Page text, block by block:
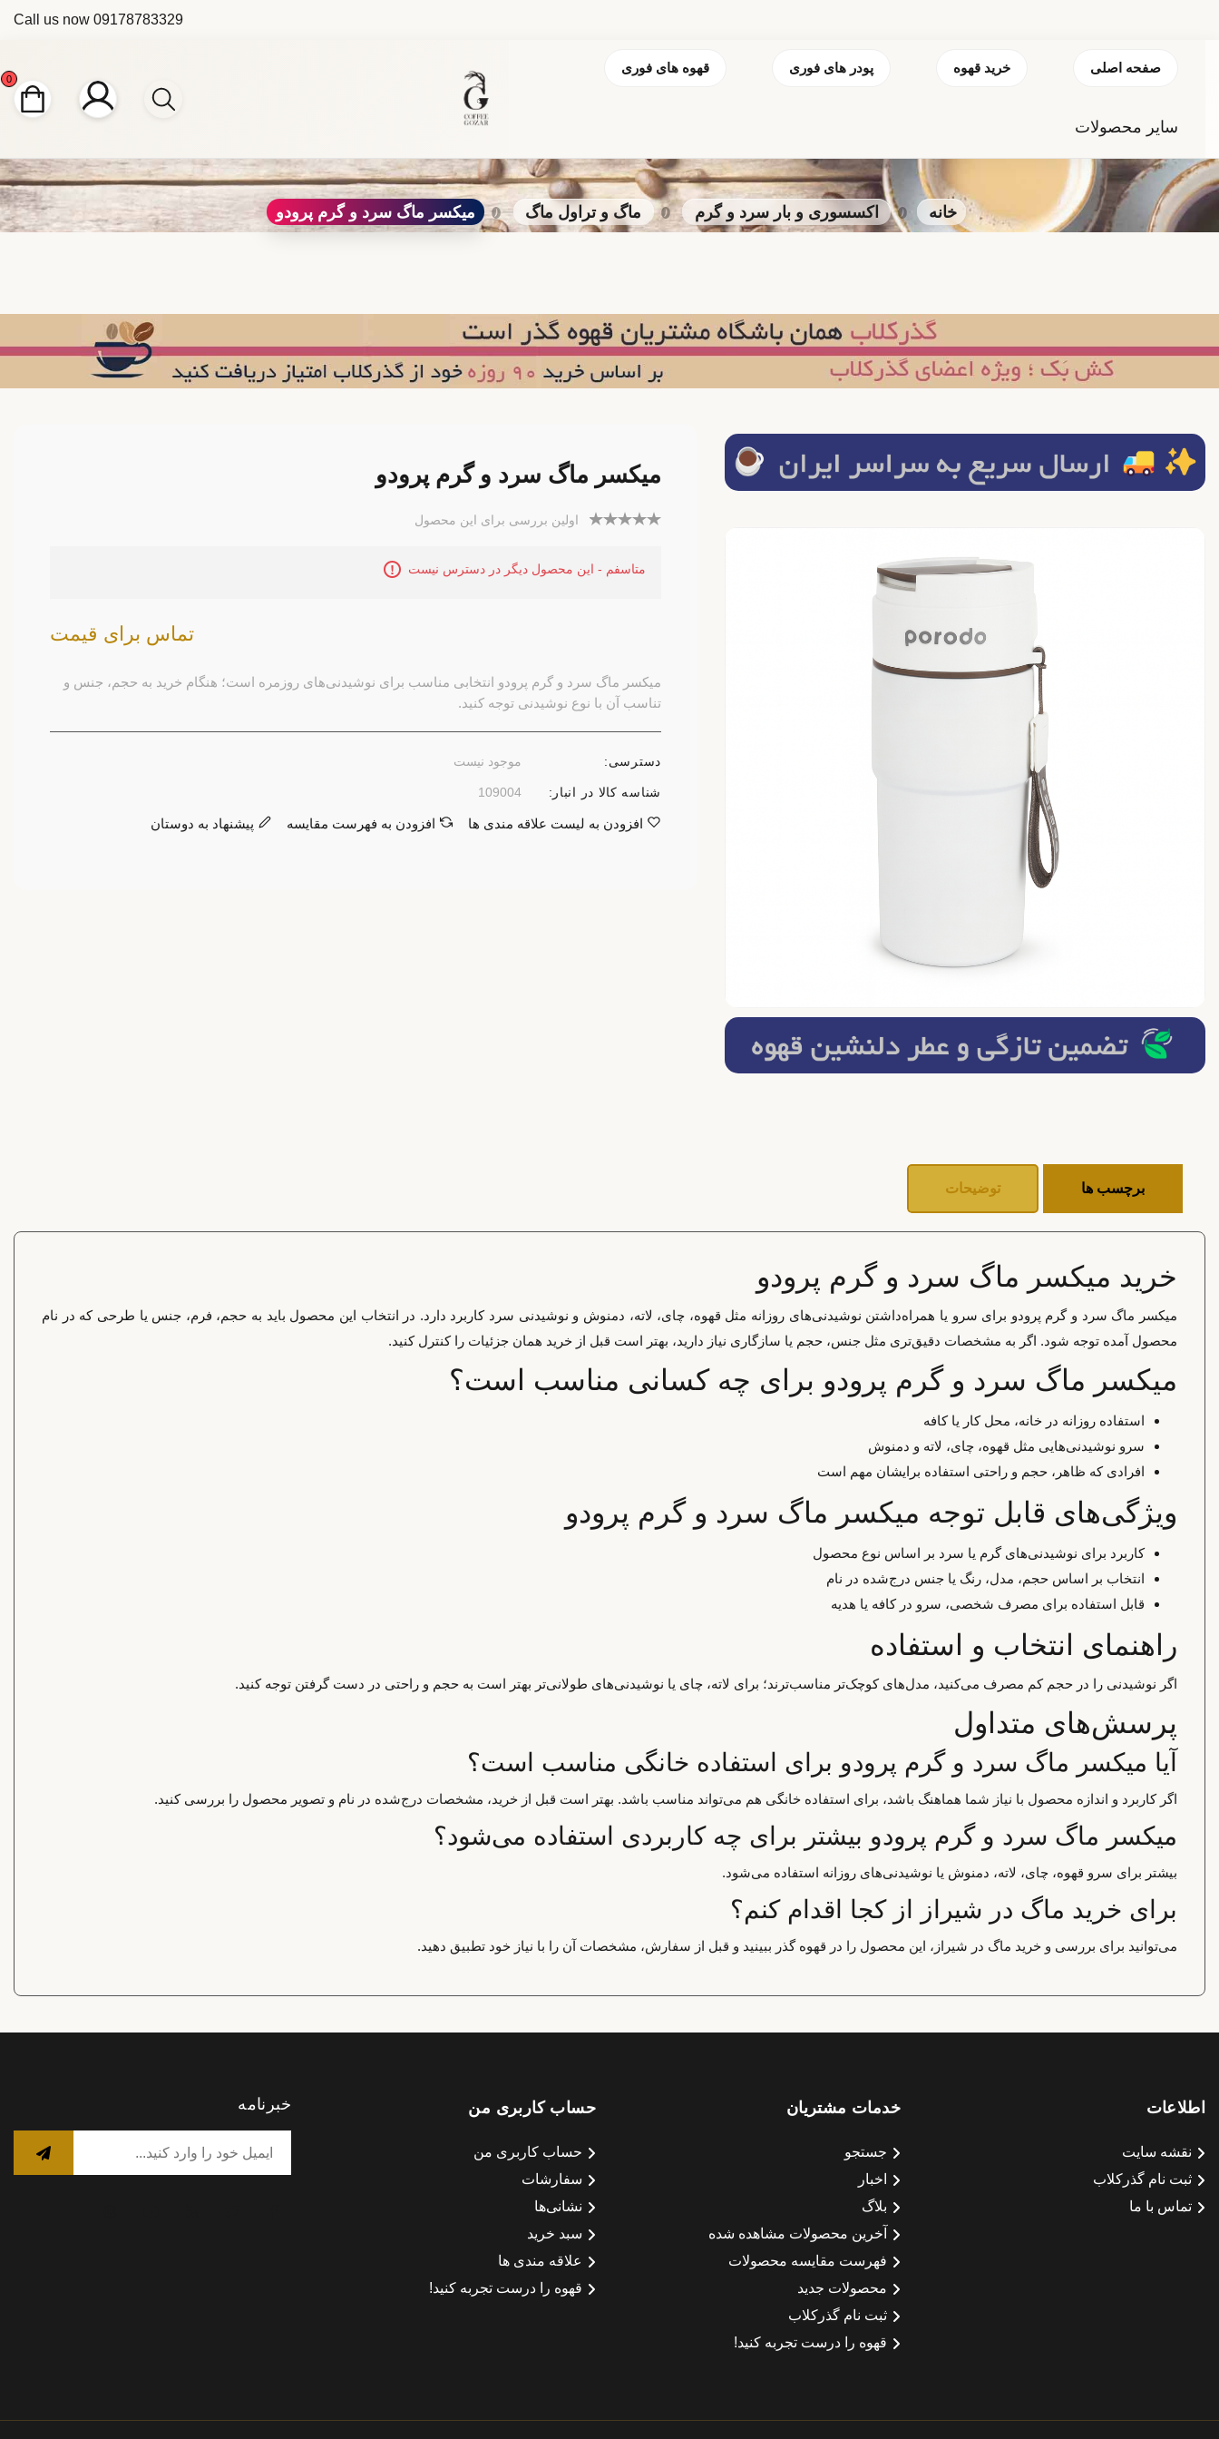
Call us now 09178783329
صفحه اصلی خرید قهوه پودر های فوری قهوه های فوری
سایر محصولات
0
خانه اکسسوری و بار سرد و گرم ماگ و تراول ماگ میکسر ماگ سرد و گرم پرودو
میکسر ماگ سرد و گرم پرودو
اولین بررسی برای این محصول
متاسفم - این محصول دیگر در دسترس نیست
تماس برای قیمت
میکسر ماگ سرد و گرم پرودو انتخابی مناسب برای نوشیدنی‌های روزمره است؛ هنگام خرید به حجم، جنس و
تناسب آن با نوع نوشیدنی توجه کنید.
دسترسی: موجود نیست
شناسه کالا در انبار: 109004
افزودن به لیست علاقه مندی ها افزودن به فهرست مقایسه پیشنهاد به دوستان
توضیحات برچسب ها
خرید میکسر ماگ سرد و گرم پرودو
میکسر ماگ سرد و گرم پرودو برای سرو یا همراه‌داشتن نوشیدنی‌های روزانه مثل قهوه، چای، لاته، دمنوش و نوشیدنی سرد کاربرد دارد. در انتخاب این محصول باید به حجم، فرم، جنس یا طرحی که در نام
محصول آمده توجه شود. اگر به مشخصات دقیق‌تری مثل جنس، حجم یا سازگاری نیاز دارید، بهتر است قبل از خرید همان جزئیات را کنترل کنید.
میکسر ماگ سرد و گرم پرودو برای چه کسانی مناسب است؟
استفاده روزانه در خانه، محل کار یا کافه
سرو نوشیدنی‌هایی مثل قهوه، چای، لاته و دمنوش
افرادی که ظاهر، حجم و راحتی استفاده برایشان مهم است
ویژگی‌های قابل توجه میکسر ماگ سرد و گرم پرودو
کاربرد برای نوشیدنی‌های گرم یا سرد بر اساس نوع محصول
انتخاب بر اساس حجم، مدل، رنگ یا جنس درج‌شده در نام
قابل استفاده برای مصرف شخصی، سرو در کافه یا هدیه
راهنمای انتخاب و استفاده
اگر نوشیدنی را در حجم کم مصرف می‌کنید، مدل‌های کوچک‌تر مناسب‌ترند؛ برای لاته، چای یا نوشیدنی‌های طولانی‌تر بهتر است به حجم و راحتی در دست گرفتن توجه کنید.
پرسش‌های متداول
آیا میکسر ماگ سرد و گرم پرودو برای استفاده خانگی مناسب است؟
اگر کاربرد و اندازه محصول با نیاز شما هماهنگ باشد، برای استفاده خانگی هم می‌تواند مناسب باشد. بهتر است قبل از خرید، مشخصات درج‌شده در نام و تصویر محصول را بررسی کنید.
میکسر ماگ سرد و گرم پرودو بیشتر برای چه کاربردی استفاده می‌شود؟
بیشتر برای سرو قهوه، چای، لاته، دمنوش یا نوشیدنی‌های روزانه استفاده می‌شود.
برای خرید ماگ در شیراز از کجا اقدام کنم؟
می‌توانید برای بررسی و خرید ماگ در شیراز، این محصول را در قهوه گذر ببینید و قبل از سفارش، مشخصات آن را با نیاز خود تطبیق دهید.
اطلاعات
نقشه سایت
ثبت نام گذرکلاب
تماس با ما
خدمات مشتریان
جستجو
اخبار
بلاگ
آخرین محصولات مشاهده شده
فهرست مقایسه محصولات
محصولات جدید
ثبت نام گذرکلاب
قهوه را درست تجربه کنید!
حساب کاربری من
حساب کاربری من
سفارشات
نشانی‌ها
سبد خرید
علاقه مندی ها
قهوه را درست تجربه کنید!
خبرنامه